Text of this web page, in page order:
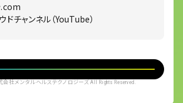
ドチャンネル（YouTube）
会社メンタルヘルステクノロジーズ All Rights Reserved.